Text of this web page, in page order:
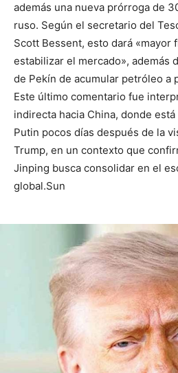
además una nueva prórroga de
ruso. Según el secretario del
Scott Bessent, esto dará «mayor
estabilizar el mercado», además
de Pekín de acumular petróleo a
Este último comentario fue
indirecta hacia China, donde
Putin pocos días después de la
Trump, en un contexto que
Jinping busca consolidar en el
global.Sun